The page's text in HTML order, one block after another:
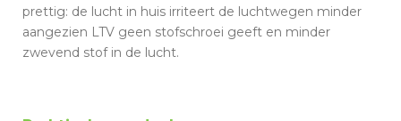
prettig: de lucht in huis irriteert de luchtwegen minder
aangezien LTV geen stofschroei geeft en minder
zwevend stof in de lucht.